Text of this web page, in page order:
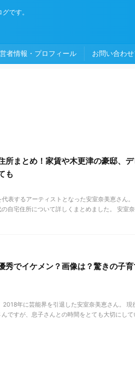
です。
者情報・プロフィール お問い合わ
所まとめ！家賃や木更津の豪邸、
も
表するアーティストとなった安室奈美恵さん
自宅住所について詳しくまとめました。 安室
秀でイケメン？画像は？驚きの子
年に芸能界を引退した安室奈美恵さん。 現
ですが、息子さんとの時間をとても大切にし